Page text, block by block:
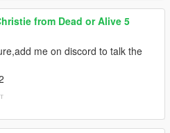
from Dead or Alive 5
me on discord to talk the